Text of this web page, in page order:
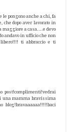
le pongono anche a chi, fa
dopo aver lavorato in
a casa....e devo
andavo in ufficio che non
ti abbraccio e ti
post!complimenti!vedrai
una mamma bravissima